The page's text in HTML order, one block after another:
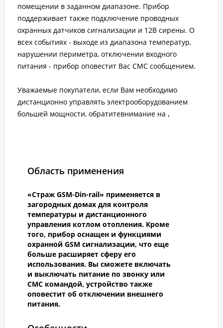
помещении в заданном диапазоне. Прибор
поддерживает также подключение проводных
охранных датчиков сигнализации и 12В сирены. О
всех событиях - выходе из диапазона температур,
нарушении периметра, отключении входного
питания - прибор оповестит Вас СМС сообщением.
Уважаемые покупатели, если Вам необходимо
дистанционно управлять электрооборудованием
большей мощности, обратитевнимание на .
Область применения
«Страж GSM-Din-rail» применяется в
загородных домах для контроля
температуры и дистанционного
управления котлом отопления. Кроме
того, прибор оснащен и функциями
охранной GSM сигнализации, что еще
больше расширяет сферу его
использования. Вы сможете включать
и выключать питание по звонку или
СМС командой, устройство также
оповестит об отключении внешнего
питания.